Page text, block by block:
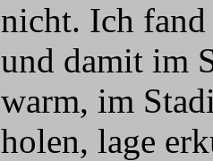
nicht. Ich fand
und damit im
warm, im
holen, lage